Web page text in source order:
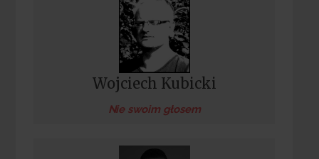
Wojciech Kubicki
Nie swoim głosem